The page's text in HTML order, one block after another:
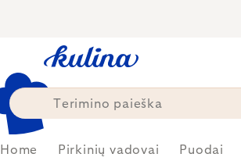
Home Pirkinių vadovai Puodai